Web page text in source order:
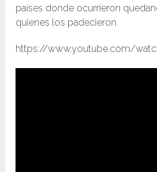
países donde ocurrieron
quienes los padecieron.
https://www.youtube.com/